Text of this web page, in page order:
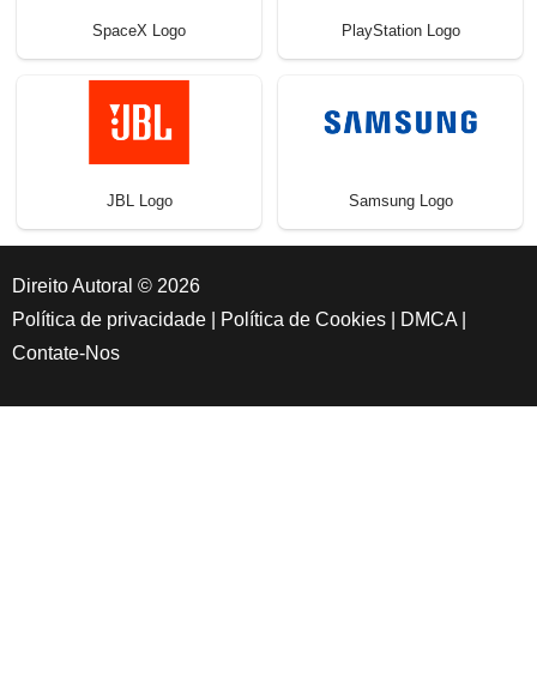
SpaceX Logo PlayStation Logo
JBL Logo Samsung Logo
Direito Autoral © 2026
Política de privacidade
Política de Cookies DMCA
Contate-Nos